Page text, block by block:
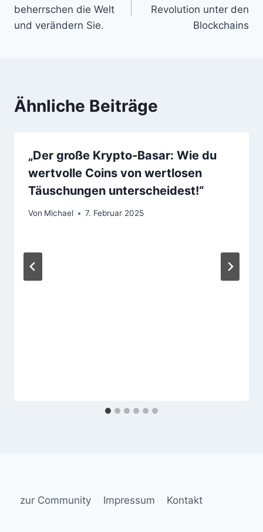
beherrschen die Welt
und verändern Sie.
Revolution unter den
Blockchains
Ähnliche Beiträge
„Der große Krypto-Basar: Wie du
wertvolle Coins von wertlosen
Täuschungen unterscheidest!“
Von Michael 7. Februar 2025
zur Community Impressum Kontakt